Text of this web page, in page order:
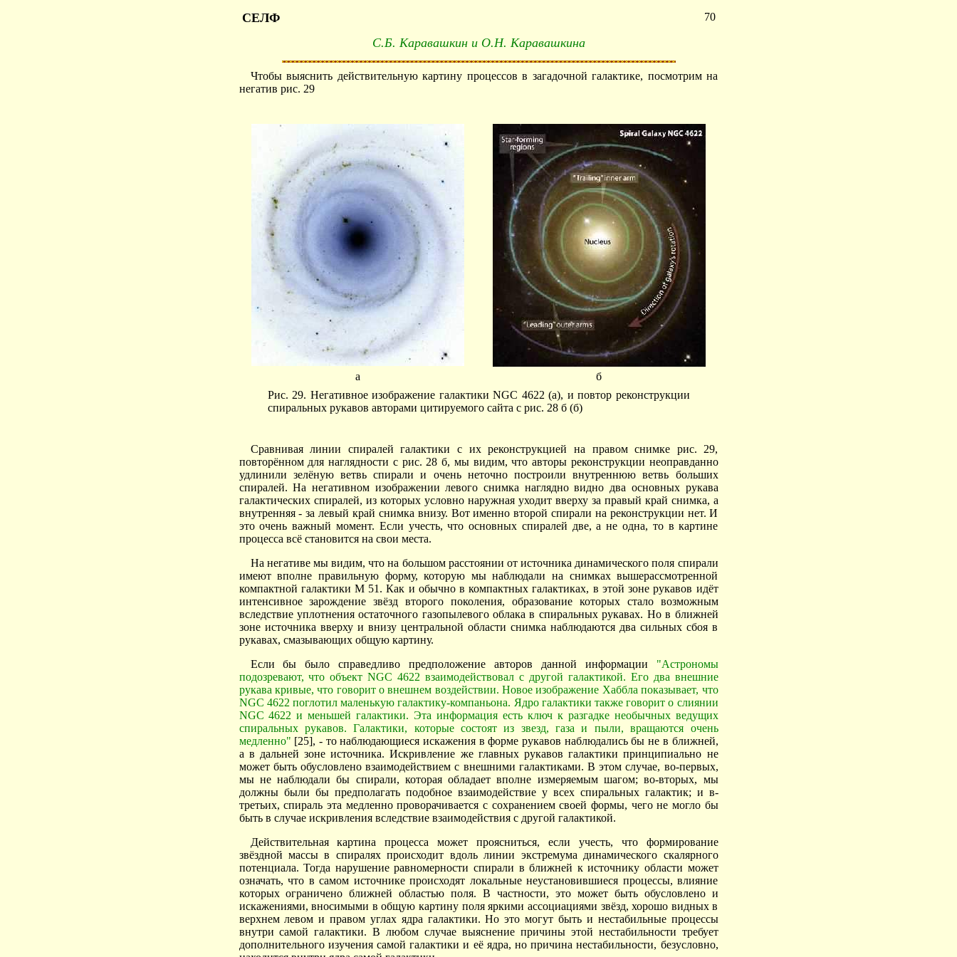
СЕЛФ 70
С.Б. Каравашкин и О.Н. Каравашкина
Чтобы выяснить действительную картину процессов в загадочной галактике, посмотрим на
негатив рис. 29
а
б
Рис. 29. Негативное изображение галактики NGC 4622 (а), и повтор реконструкции
спиральных рукавов авторами цитируемого сайта с рис. 28 б (б)
Сравнивая линии спиралей галактики с их реконструкцией на правом снимке рис. 29,
повторённом для наглядности с рис. 28 б, мы видим, что авторы реконструкции неоправданно
удлинили зелёную ветвь спирали и очень неточно построили внутреннюю ветвь больших
спиралей. На негативном изображении левого снимка наглядно видно два основных рукава
галактических спиралей, из которых условно наружная уходит вверху за правый край снимка, а
внутренняя - за левый край снимка внизу. Вот именно второй спирали на реконструкции нет. И
это очень важный момент. Если учесть, что основных спиралей две, а не одна, то в картине
процесса всё становится на свои места.
На негативе мы видим, что на большом расстоянии от источника динамического поля спирали
имеют вполне правильную форму, которую мы наблюдали на снимках вышерассмотренной
компактной галактики M 51. Как и обычно в компактных галактиках, в этой зоне рукавов идёт
интенсивное зарождение звёзд второго поколения, образование которых стало возможным
вследствие уплотнения остаточного газопылевого облака в спиральных рукавах. Но в ближней
зоне источника вверху и внизу центральной области снимка наблюдаются два сильных сбоя в
рукавах, смазывающих общую картину.
Если бы было справедливо предположение авторов данной информации "Астрономы
подозревают, что объект NGC 4622 взаимодействовал с другой галактикой. Его два внешние
рукава кривые, что говорит о внешнем воздействии. Новое изображение Хаббла показывает, что
NGC 4622 поглотил маленькую галактику-компаньона. Ядро галактики также говорит о слиянии
NGC 4622 и меньшей галактики. Эта информация есть ключ к разгадке необычных ведущих
спиральных рукавов. Галактики, которые состоят из звезд, газа и пыли, вращаются очень
медленно" [25], - то наблюдающиеся искажения в форме рукавов наблюдались бы не в ближней,
а в дальней зоне источника. Искривление же главных рукавов галактики принципиально не
может быть обусловлено взаимодействием с внешними галактиками. В этом случае, во-первых,
мы не наблюдали бы спирали, которая обладает вполне измеряемым шагом; во-вторых, мы
должны были бы предполагать подобное взаимодействие у всех спиральных галактик; и в-
третьих, спираль эта медленно проворачивается с сохранением своей формы, чего не могло бы
быть в случае искривления вследствие взаимодействия с другой галактикой.
Действительная картина процесса может проясниться, если учесть, что формирование
звёздной массы в спиралях происходит вдоль линии экстремума динамического скалярного
потенциала. Тогда нарушение равномерности спирали в ближней к источнику области может
означать, что в самом источнике происходят локальные неустановившиеся процессы, влияние
которых ограничено ближней областью поля. В частности, это может быть обусловлено и
искажениями, вносимыми в общую картину поля яркими ассоциациями звёзд, хорошо видных в
верхнем левом и правом углах ядра галактики. Но это могут быть и нестабильные процессы
внутри самой галактики. В любом случае выяснение причины этой нестабильности требует
дополнительного изучения самой галактики и её ядра, но причина нестабильности, безусловно,